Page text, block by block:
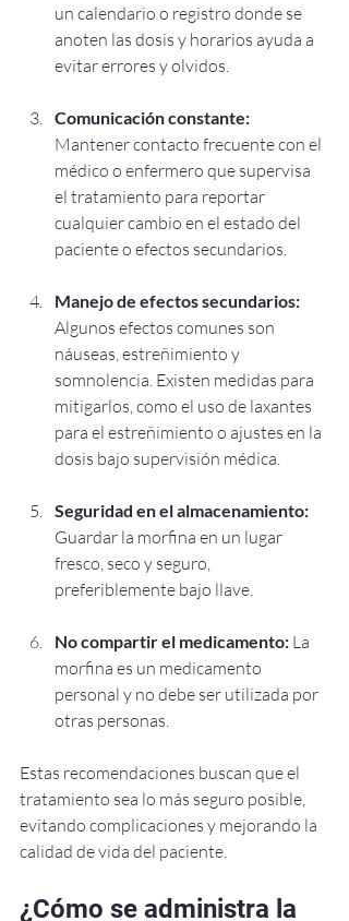
un calendario o registro donde se
anoten las dosis y horarios ayuda a
evitar errores y olvidos.
Comunicación constante:
Mantener contacto frecuente con el
médico o enfermero que supervisa
el tratamiento para reportar
cualquier cambio en el estado del
paciente o efectos secundarios.
Manejo de efectos secundarios:
Algunos efectos comunes son
náuseas, estreñimiento y
somnolencia. Existen medidas para
mitigarlos, como el uso de laxantes
para el estreñimiento o ajustes en la
dosis bajo supervisión médica.
Seguridad en el almacenamiento:
Guardar la morfina en un lugar
fresco, seco y seguro,
preferiblemente bajo llave.
No compartir el medicamento: La
morfina es un medicamento
personal y no debe ser utilizada por
otras personas.
Estas recomendaciones buscan que el
tratamiento sea lo más seguro posible,
evitando complicaciones y mejorando la
calidad de vida del paciente.
¿Cómo se administra la